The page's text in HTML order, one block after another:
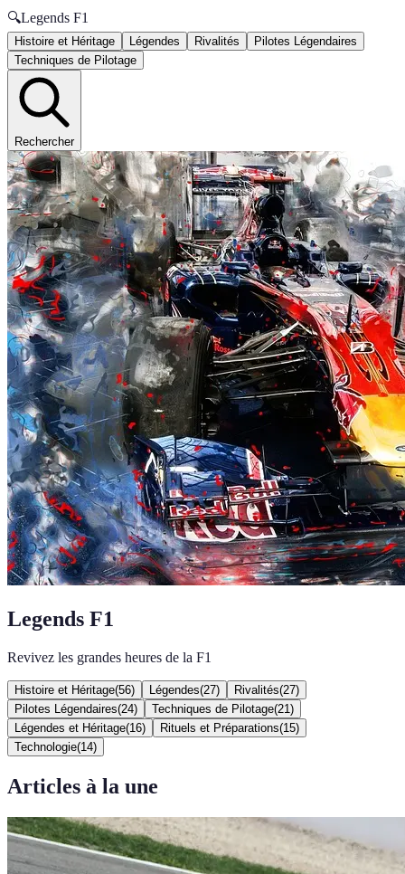
🔍Legends F1
Histoire et Héritage Légendes Rivalités
Pilotes Légendaires
Techniques de Pilotage
Rechercher
Legends F1
Revivez les grandes heures de la F1
Histoire et Héritage(56) Légendes(27) Rivalités(27)
Pilotes Légendaires(24) Techniques de Pilotage(21 )
Légendes et Héritage(16) Rituels et Préparations(15)
Technologie(14)
Articles à la une